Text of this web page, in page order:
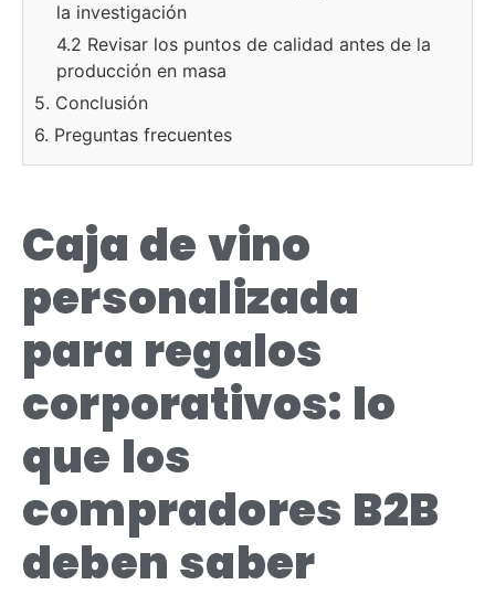
la investigación
4.2 Revisar los puntos de calidad antes de la
producción en masa
5. Conclusión
6. Preguntas frecuentes
Caja de vino
personalizada
para regalos
corporativos: lo
que los
compradores B2B
deben saber